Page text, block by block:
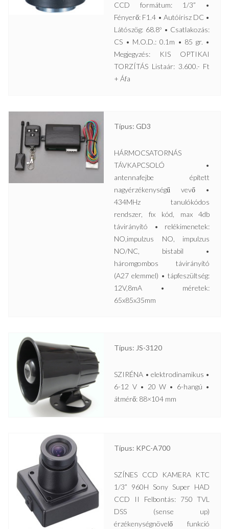
CCD formátum: 1/3” •
Fényerő: F1.4 • Autóírisz DC •
Látószög: 68.8º • Csatlakozás:
CS • M.O.D.: 0.1m • 85 gr. •
Megjegyzés: KIS OPTIKAI
TORZÍTÁS Listaár: 3.600.- Ft
+ Áfa
Típus: GD3
HÁRMOCSATORNÁS
TÁVKAPCSOLÓ •
antennafejbe épített
nagyérzékenységű vevő •
434MHz tanulókódos
rendszer, fix kód, max 4db
távirányító • relékimenetek:
NO,impulzus NO, impulzus
NO/NC, bistabil •
háromgombos távirányító
(A27 elemmel) • tápfeszültség:
12V,8mA • méretek:
65x85x35mm
Típus: JS-3120
SZIRÉNA • elektrodinamikus •
6-12 V • 20 W • 6-hangú •
átmérő: 88×104 mm
Típus: KPC-A700
SZÍNES CCD KAMERA KTC
1/3” 960H Sony Super HAD
CCD II Felbontás: 750 TVL
DSS (sense up)
érzékenységnövelő funkció